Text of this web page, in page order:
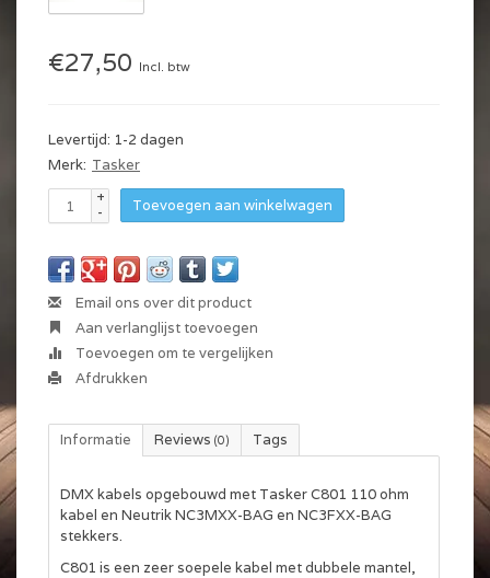
€27,50 Incl. btw
Levertijd: 1-2 dagen
Merk: Tasker
+
-
Toevoegen aan winkelwagen
Email ons over dit product
Aan verlanglijst toevoegen
Toevoegen om te vergelijken
Afdrukken
Informatie Reviews (0) Tags
DMX kabels opgebouwd met Tasker C801 110 ohm
kabel en Neutrik NC3MXX-BAG en NC3FXX-BAG
stekkers.
C801 is een zeer soepele kabel met dubbele mantel,